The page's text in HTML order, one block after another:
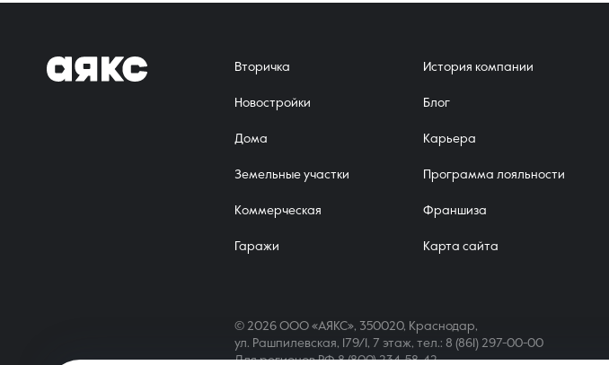
Вторичка
Новостройки
Дома
Земельные участки
Коммерческая
Гаражи
История компании
Блог
Карьера
Программа лояльности
Франшиза
Карта сайта
© 2026 ООО «АЯКС», 350020, Краснодар,
ул. Рашпилевская, 179/1, 7 этаж,тел.: 8 (861) 297-00-00
Для регионов РФ8 (800) 234-58-42